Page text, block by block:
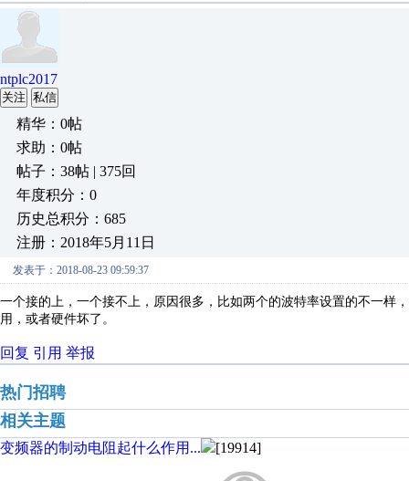
ntplc2017
关注 私信
精华：0帖
求助：0帖
帖子：38帖 | 375回
年度积分：0
历史总积分：685
注册：2018年5月11日
发表于：2018-08-23 09:59:37
一个接的上，一个接不上，原因很多，比如两个的波特率设置的不一样
用，或者硬件坏了。
回复 引用 举报
热门招聘
相关主题
变频器的制动电阻起什么作用... [19914]